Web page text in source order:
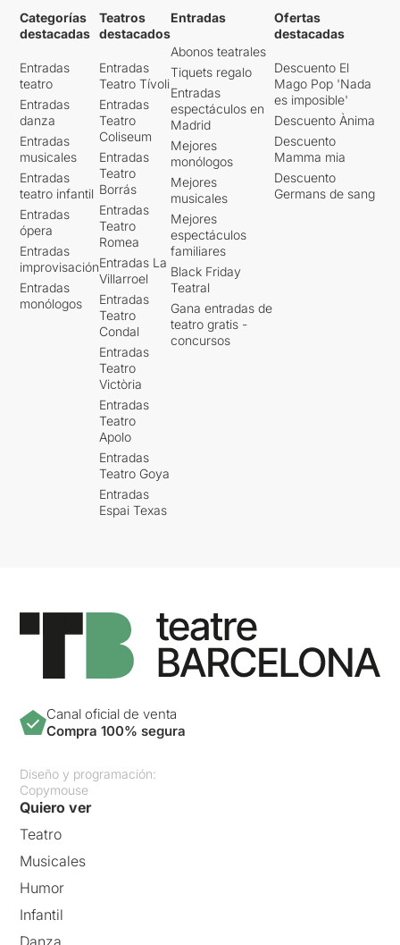
Categorías
destacadas
Entradas
teatro
Entradas
danza
Entradas
musicales
Entradas
teatro infantil
Entradas
ópera
Entradas
improvisación
Entradas
monólogos
Teatros
destacados
Entradas
Teatro Tívoli
Entradas
Teatro
Coliseum
Entradas
Teatro
Borrás
Entradas
Teatro
Romea
Entradas La
Villarroel
Entradas
Teatro
Condal
Entradas
Teatro
Victòria
Entradas
Teatro
Apolo
Entradas
Teatro Goya
Entradas
Espai Texas
Entradas
Abonos teatrales
Tiquets regalo
Entradas
espectáculos en
Madrid
Mejores
monólogos
Mejores
musicales
Mejores
espectáculos
familiares
Black Friday
Teatral
Gana entradas de
teatro gratis -
concursos
Ofertas
destacadas
Descuento El
Mago Pop 'Nada
es imposible'
Descuento Ànima
Descuento
Mamma mia
Descuento
Germans de sang
Canal oficial de venta
Compra 100% segura
Diseño y programación:
Copymouse
Quiero ver
Teatro
Musicales
Humor
Infantil
Danza